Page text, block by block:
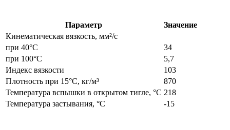
Параметр
Значение
Кинематическая вязкость, мм²/с
при 40°C
34
при 100°C
5,7
Индекс вязкости
103
Плотность при 15°C, кг/м³
870
Температура вспышки в открытом тигле, °C 218
Температура застывания, °C
-15